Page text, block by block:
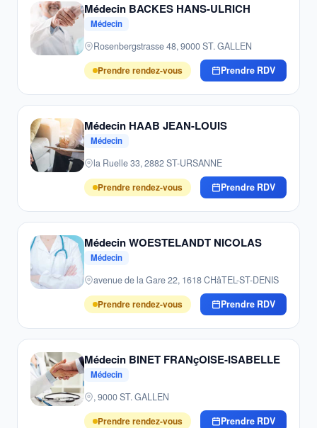
Médecin BACKES HANS-ULRICH
Médecin
Rosenbergstrasse 48, 9000 ST. GALLEN
Prendre rendez-vous
Prendre RDV
Médecin HAAB JEAN-LOUIS
Médecin
la Ruelle 33, 2882 ST-URSANNE
Prendre rendez-vous
Prendre RDV
Médecin WOESTELANDT NICOLAS
Médecin
avenue de la Gare 22, 1618 CHâTEL-ST-DENIS
Prendre rendez-vous
Prendre RDV
Médecin BINET FRANçOISE-ISABELLE
Médecin
, 9000 ST. GALLEN
Prendre rendez-vous
Prendre RDV